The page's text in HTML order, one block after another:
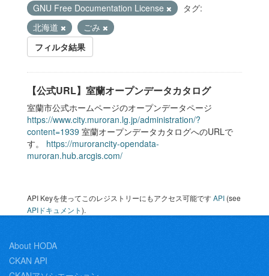
GNU Free Documentation License
タグ:
北海道
ごみ
フィルタ結果
【公式URL】室蘭オープンデータカタログ
室蘭市公式ホームページのオープンデータページ
https://www.city.muroran.lg.jp/administration/?
content=1939 室蘭オープンデータカタログへのURLで
す。 https://murorancity-opendata-
muroran.hub.arcgis.com/
API Keyを使ってこのレジストリーにもアクセス可能ですAPI (see
APIドキュメント).
About HODA
CKAN API